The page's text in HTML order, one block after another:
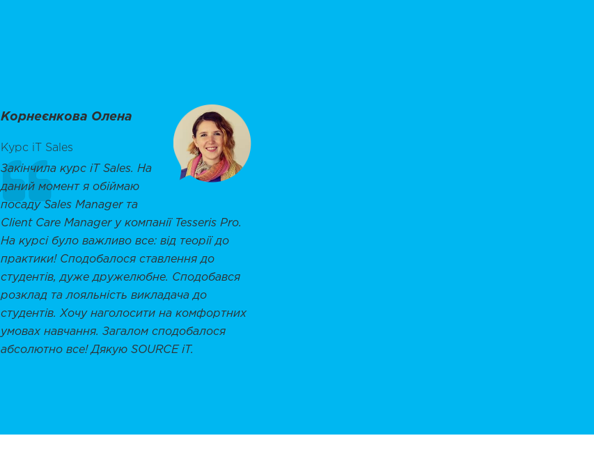
Корнеєнкова Олена
Курс iT Sales
Закінчила курс iT Sales. На
даний момент я обіймаю
посаду Sales Manager та
Client Care Manager у компанії Tesseris Pro.
На курсі було важливо все: від теорії до
практики! Сподобалося ставлення до
студентів, дуже дружелюбне. Сподобався
розклад та лояльність викладача до
студентів. Хочу наголосити на комфортних
умовах навчання. Загалом сподобалося
абсолютно все! Дякую SOURCE iT.